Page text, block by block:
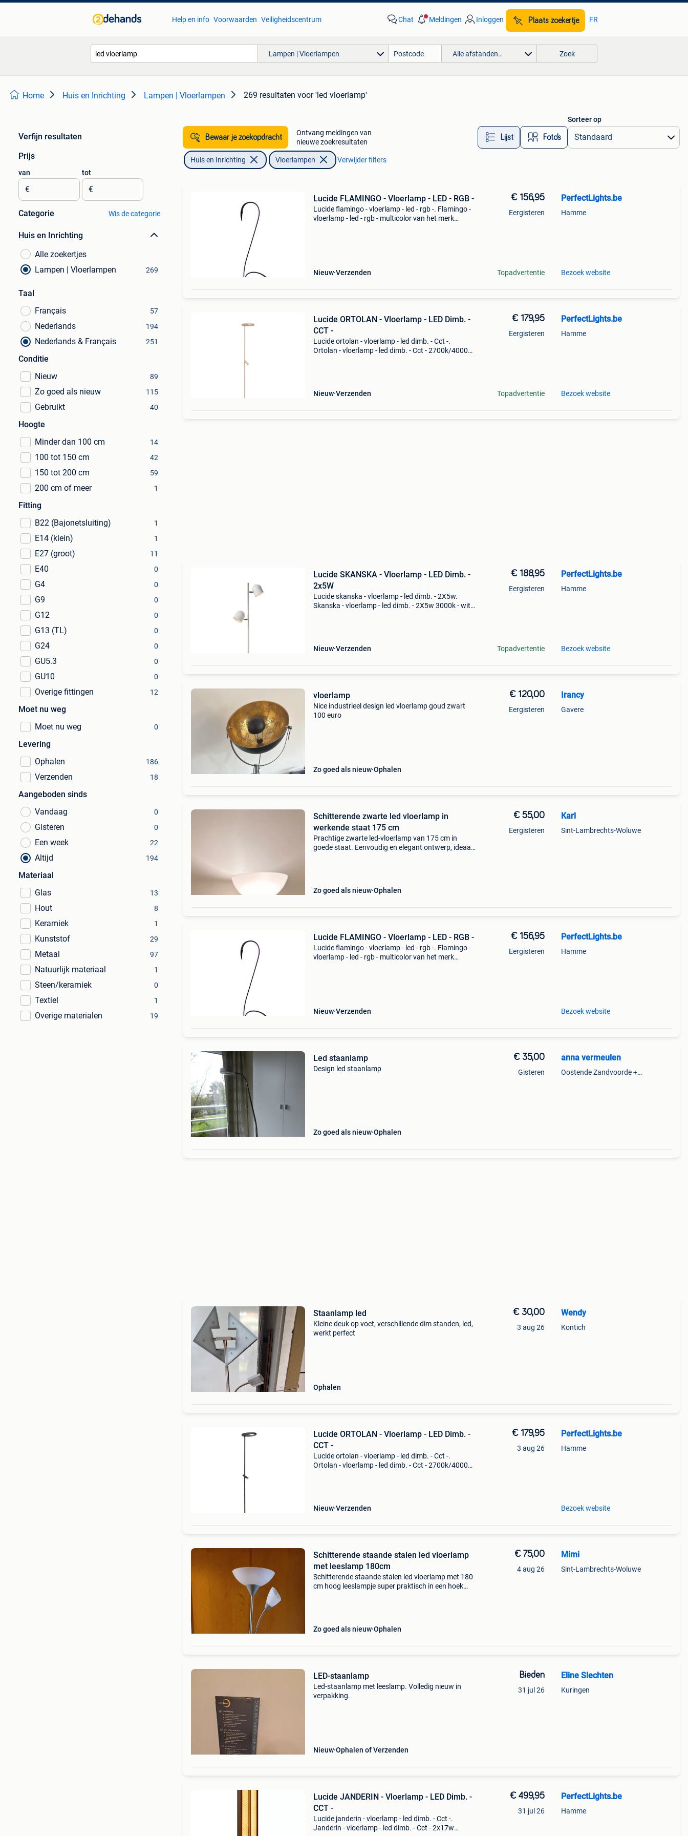
Help en info Voorwaarden Veiligheidscentrum Chat Meldingen Inloggen Plaats zoekertje FR
Lampen | Vloerlampen Alle afstanden… Zoek
Home Huis en Inrichting Lampen | Vloerlampen 269 resultaten voor 'led vloerlamp'
Verfijn resultaten
Prijs
van
€
tot
€
Categorie Wis de categorie
Huis en Inrichting
Alle zoekertjes
Lampen | Vloerlampen
269
Taal
Français
57
Nederlands 194
Nederlands & Français 251
Conditie
Nieuw
89
Zo goed als nieuw 115
Gebruikt 40
Hoogte
Minder dan 100 cm
14
100 tot 150 cm 42
150 tot 200 cm 59
200 cm of meer 1
Fitting
B22 (Bajonetsluiting)
1
E14 (klein) 1
E27 (groot) 11
E40 0
G4 0
G9 0
G12 0
G13 (TL) 0
G24 0
GU5.3 0
GU10 0
Overige fittingen 12
Moet nu weg
Moet nu weg
0
Levering
Ophalen
186
Verzenden 18
Aangeboden sinds
Vandaag
0
Gisteren 0
Een week 22
Altijd 194
Materiaal
Glas
13
Hout 8
Keramiek 1
Kunststof 29
Metaal 97
Natuurlijk materiaal 1
Steen/keramiek 0
Textiel 1
Overige materialen 19
Bewaar je zoekopdracht
Ontvang meldingen van
nieuwe zoekresultaten
Lijst Foto’s
Sorteer op
Huis en Inrichting Vloerlampen Verwijder filters
Lucide FLAMINGO - Vloerlamp - LED - RGB -
Lucide flamingo - vloerlamp - led - rgb -. Flamingo -
vloerlamp - led - rgb - multicolor van het merk
Nieuw Verzenden
€ 156,95
Eergisteren
Topadvertentie
PerfectLights.be
Hamme
Bezoek website
Lucide ORTOLAN - Vloerlamp - LED Dimb. -
CCT -
Lucide ortolan - vloerlamp - led dimb. - Cct -.
Ortolan - vloerlamp - led dimb. - Cct - 2700k/4000k -
Nieuw Verzenden
€ 179,95
Eergisteren
Topadvertentie
PerfectLights.be
Hamme
Bezoek website
Lucide SKANSKA - Vloerlamp - LED Dimb. -
2x5W
Lucide skanska - vloerlamp - led dimb. - 2X5w.
Skanska - vloerlamp - led dimb. - 2X5w 3000k - wit -
Nieuw Verzenden
€ 188,95
Eergisteren
Topadvertentie
PerfectLights.be
Hamme
Bezoek website
vloerlamp
Nice industrieel design led vloerlamp goud zwart
100 euro
Zo goed als nieuw Ophalen
€ 120,00
Eergisteren
Irancy
Gavere
Schitterende zwarte led vloerlamp in
werkende staat 175 cm
Prachtige zwarte led-vloerlamp van 175 cm in
goede staat. Eenvoudig en elegant ontwerp, ideaal
Zo goed als nieuw Ophalen
€ 55,00
Eergisteren
Karl
Sint-Lambrechts-Woluwe
Lucide FLAMINGO - Vloerlamp - LED - RGB -
Lucide flamingo - vloerlamp - led - rgb -. Flamingo -
vloerlamp - led - rgb - multicolor van het merk
Nieuw Verzenden
€ 156,95
Eergisteren
PerfectLights.be
Hamme
Bezoek website
Led staanlamp
Design led staanlamp
Zo goed als nieuw Ophalen
€ 35,00
Gisteren
anna vermeulen
Oostende Zandvoorde +Oostende
Staanlamp led
Kleine deuk op voet, verschillende dim standen, led,
werkt perfect
Ophalen
€ 30,00
3 aug 26
Wendy
Kontich
Lucide ORTOLAN - Vloerlamp - LED Dimb. -
CCT -
Lucide ortolan - vloerlamp - led dimb. - Cct -.
Ortolan - vloerlamp - led dimb. - Cct - 2700k/4000k -
Nieuw Verzenden
€ 179,95
3 aug 26
PerfectLights.be
Hamme
Bezoek website
Schitterende staande stalen led vloerlamp
met leeslamp 180cm
Schitterende staande stalen led vloerlamp met 180
cm hoog leeslampje super praktisch in een hoek
Zo goed als nieuw Ophalen
€ 75,00
4 aug 26
Mimi
Sint-Lambrechts-Woluwe
LED-staanlamp
Led-staanlamp met leeslamp. Volledig nieuw in
verpakking.
Nieuw Ophalen of Verzenden
Bieden
31 jul 26
Eline Slechten
Kuringen
Lucide JANDERIN - Vloerlamp - LED Dimb. -
CCT -
Lucide janderin - vloerlamp - led dimb. - Cct -.
Janderin - vloerlamp - led dimb. - Cct - 2x17w
€ 499,95
31 jul 26
PerfectLights.be
Hamme